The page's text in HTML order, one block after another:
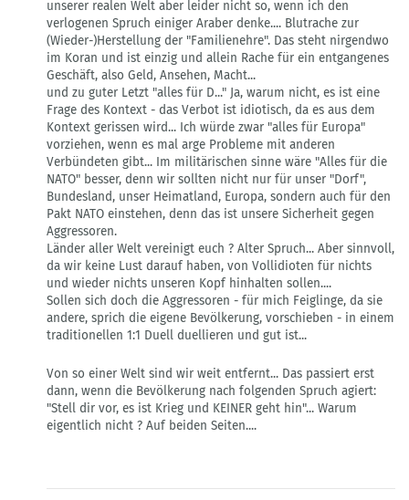
unserer realen Welt aber leider nicht so, wenn ich den
verlogenen Spruch einiger Araber denke.... Blutrache zur
(Wieder-)Herstellung der "Familienehre". Das steht nirgendwo
im Koran und ist einzig und allein Rache für ein entgangenes
Geschäft, also Geld, Ansehen, Macht...
und zu guter Letzt "alles für D..." Ja, warum nicht, es ist eine
Frage des Kontext - das Verbot ist idiotisch, da es aus dem
Kontext gerissen wird... Ich würde zwar "alles für Europa"
vorziehen, wenn es mal arge Probleme mit anderen
Verbündeten gibt... Im militärischen sinne wäre "Alles für die
NATO" besser, denn wir sollten nicht nur für unser "Dorf",
Bundesland, unser Heimatland, Europa, sondern auch für den
Pakt NATO einstehen, denn das ist unsere Sicherheit gegen
Aggressoren.
Länder aller Welt vereinigt euch ? Alter Spruch... Aber sinnvoll,
da wir keine Lust darauf haben, von Vollidioten für nichts
und wieder nichts unseren Kopf hinhalten sollen....
Sollen sich doch die Aggressoren - für mich Feiglinge, da sie
andere, sprich die eigene Bevölkerung, vorschieben - in einem
traditionellen 1:1 Duell duellieren und gut ist...
Von so einer Welt sind wir weit entfernt... Das passiert erst
dann, wenn die Bevölkerung nach folgenden Spruch agiert:
"Stell dir vor, es ist Krieg und KEINER geht hin"... Warum
eigentlich nicht ? Auf beiden Seiten....